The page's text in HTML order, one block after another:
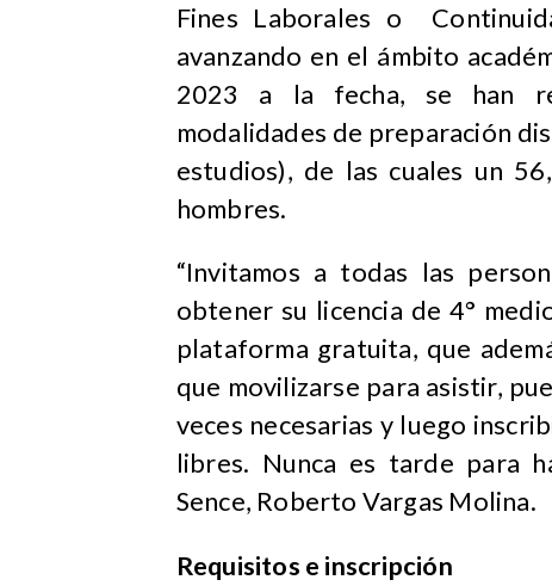
Fines Laborales o
avanzando en el ámbito
2023 a la fecha, se han
modalidades de preparación
estudios), de las cuales un
hombres.
“Invitamos a todas las
obtener su licencia de 4°
plataforma gratuita, que
que movilizarse para asistir,
veces necesarias y luego
libres. Nunca es tarde para
Sence, Roberto Vargas Molina.
Requisitos e inscripción